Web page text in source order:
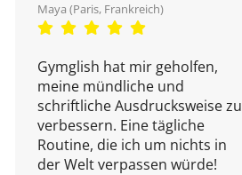
Maya (Paris, Frankreich)
Gymglish hat mir geholfen,
meine mündliche und
schriftliche Ausdrucksweise zu
verbessern. Eine tägliche
Routine, die ich um nichts in
der Welt verpassen würde!